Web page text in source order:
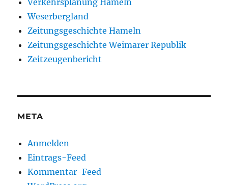
Weserbergland
Zeitungsgeschichte Hameln
Zeitungsgeschichte Weimarer Republik
Zeitzeugenbericht
META
Anmelden
Eintrags-Feed
Kommentar-Feed